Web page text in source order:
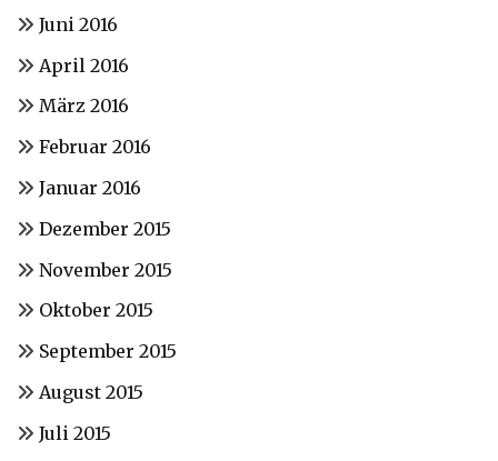
Juni 2016
April 2016
März 2016
Februar 2016
Januar 2016
Dezember 2015
November 2015
Oktober 2015
September 2015
August 2015
Juli 2015